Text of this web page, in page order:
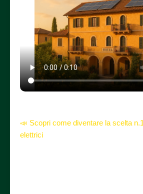
📣 Scopri come diventare la scelta
elettrici